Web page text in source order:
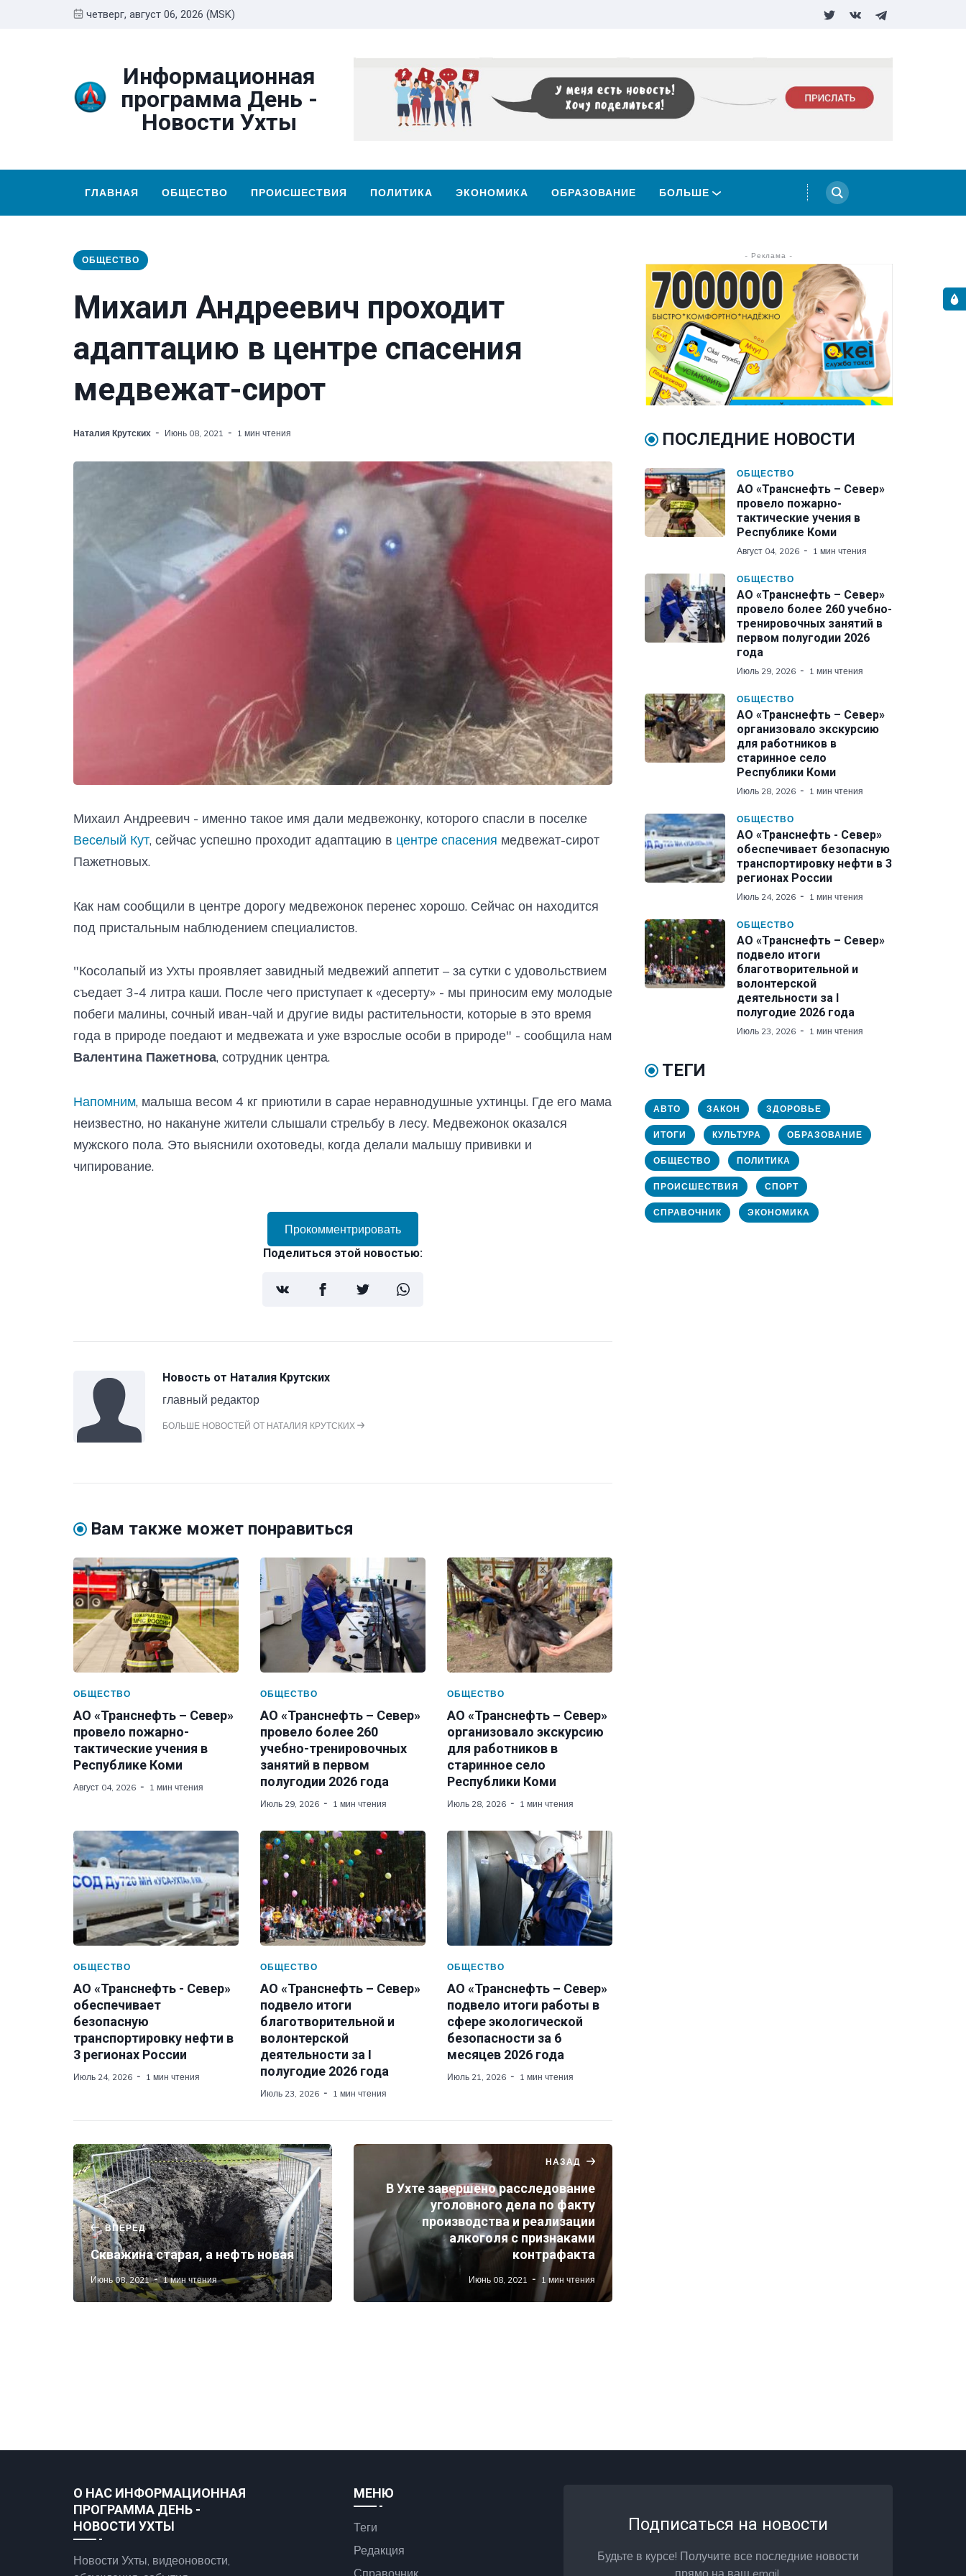
четверг, август 06, 2026 (MSK)
Информационная
программа День -
Новости Ухты
ГЛАВНАЯ ОБЩЕСТВО ПРОИСШЕСТВИЯ ПОЛИТИКА ЭКОНОМИКА ОБРАЗОВАНИЕ БОЛЬШЕ
ОБЩЕСТВО
Михаил Андреевич проходит
адаптацию в центре спасения
медвежат-сирот
Наталия Крутских Июнь 08, 2021 1 мин чтения
Михаил Андреевич - именно такое имя дали медвежонку, которого спасли в поселке
Веселый Кут, сейчас успешно проходит адаптацию в центре спасения медвежат-сирот
Пажетновых.
Как нам сообщили в центре дорогу медвежонок перенес хорошо. Сейчас он находится
под пристальным наблюдением специалистов.
"Косолапый из Ухты проявляет завидный медвежий аппетит – за сутки с удовольствием
съедает 3-4 литра каши. После чего приступает к «десерту» - мы приносим ему молодые
побеги малины, сочный иван-чай и другие виды растительности, которые в это время
года в природе поедают и медвежата и уже взрослые особи в природе" - сообщила нам
Валентина Пажетнова, сотрудник центра.
Напомним, малыша весом 4 кг приютили в сарае неравнодушные ухтинцы. Где его мама
неизвестно, но накануне жители слышали стрельбу в лесу. Медвежонок оказался
мужского пола. Это выяснили охотоведы, когда делали малышу прививки и
чипирование.
Прокомментрировать
Поделиться этой новостью:
Новость от Наталия Крутских
главный редактор
БОЛЬШЕ НОВОСТЕЙ ОТ НАТАЛИЯ КРУТСКИХ
Вам также может понравиться
ОБЩЕСТВО
АО «Транснефть – Север»
провело пожарно-
тактические учения в
Республике Коми
Август 04, 2026 1 мин чтения
ОБЩЕСТВО
АО «Транснефть – Север»
провело более 260
учебно-тренировочных
занятий в первом
полугодии 2026 года
Июль 29, 2026 1 мин чтения
ОБЩЕСТВО
АО «Транснефть – Север»
организовало экскурсию
для работников в
старинное село
Республики Коми
Июль 28, 2026 1 мин чтения
ОБЩЕСТВО
АО «Транснефть - Север»
обеспечивает
безопасную
транспортировку нефти в
3 регионах России
Июль 24, 2026 1 мин чтения
ОБЩЕСТВО
АО «Транснефть – Север»
подвело итоги
благотворительной и
волонтерской
деятельности за I
полугодие 2026 года
Июль 23, 2026 1 мин чтения
ОБЩЕСТВО
АО «Транснефть – Север»
подвело итоги работы в
сфере экологической
безопасности за 6
месяцев 2026 года
Июль 21, 2026 1 мин чтения
ВПЕРЕД
Скважина старая, а нефть новая
Июнь 08, 2021 1 мин чтения
НАЗАД
В Ухте завершено расследование
уголовного дела по факту
производства и реализации
алкоголя с признаками
контрафакта
Июнь 08, 2021 1 мин чтения
- Реклама -
ПОСЛЕДНИЕ НОВОСТИ
ОБЩЕСТВО
АО «Транснефть – Север»
провело пожарно-
тактические учения в
Республике Коми
Август 04, 2026 1 мин чтения
ОБЩЕСТВО
АО «Транснефть – Север»
провело более 260 учебно-
тренировочных занятий в
первом полугодии 2026
года
Июль 29, 2026 1 мин чтения
ОБЩЕСТВО
АО «Транснефть – Север»
организовало экскурсию
для работников в
старинное село
Республики Коми
Июль 28, 2026 1 мин чтения
ОБЩЕСТВО
АО «Транснефть - Север»
обеспечивает безопасную
транспортировку нефти в 3
регионах России
Июль 24, 2026 1 мин чтения
ОБЩЕСТВО
АО «Транснефть – Север»
подвело итоги
благотворительной и
волонтерской
деятельности за I
полугодие 2026 года
Июль 23, 2026 1 мин чтения
ТЕГИ
АВТО ЗАКОН ЗДОРОВЬЕ
ИТОГИ КУЛЬТУРА ОБРАЗОВАНИЕ
ОБЩЕСТВО ПОЛИТИКА
ПРОИСШЕСТВИЯ СПОРТ
СПРАВОЧНИК ЭКОНОМИКА
О НАС ИНФОРМАЦИОННАЯ
ПРОГРАММА ДЕНЬ -
НОВОСТИ УХТЫ
Новости Ухты, видеоновости,
МЕНЮ
Теги
Редакция
Справочник
Подписаться на новости
Будьте в курсе! Получите все последние новости
прямо на ваш email.